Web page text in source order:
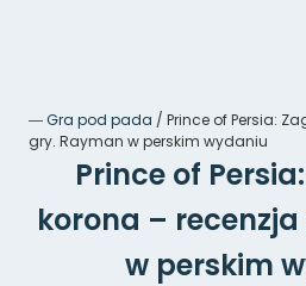
―Gra pod pada / Prince of Persia:
gry. Rayman w perskim wydaniu
Prince of
korona –
w perskim